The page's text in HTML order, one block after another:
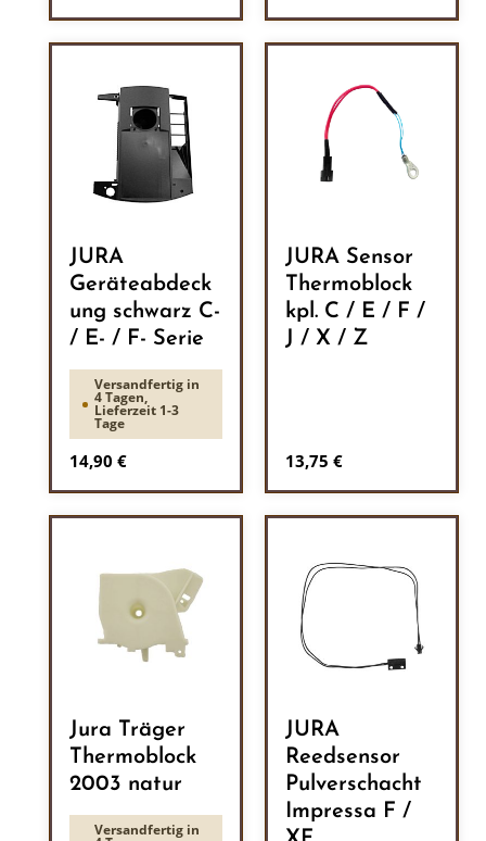
JURA
Geräteabdeck
ung schwarz C-
/ E- / F- Serie
Versandfertig in
4 Tagen,
Lieferzeit 1-3
Tage
Regulärer Preis:
14,90 €
JURA Sensor
Thermoblock
kpl. C / E / F /
J / X / Z
Regulärer Preis:
13,75 €
Jura Träger
Thermoblock
2003 natur
Versandfertig in
JURA
Reedsensor
Pulverschacht
Impressa F /